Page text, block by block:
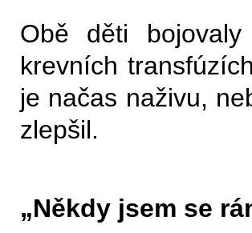
Obě děti
krevních
je načas naživu,
zlepšil.
„Někdy jsem se